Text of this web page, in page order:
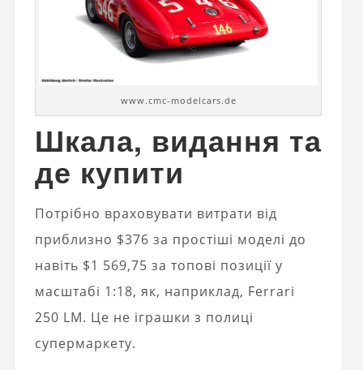
www.cmc-modelcars.de
Шкала, видання та
де купити
Потрібно враховувати витрати від
приблизно $376 за простіші моделі до
навіть $1 569,75 за топові позиції у
масштабі 1:18, як, наприклад, Ferrari
250 LM. Це не іграшки з полиці
супермаркету.